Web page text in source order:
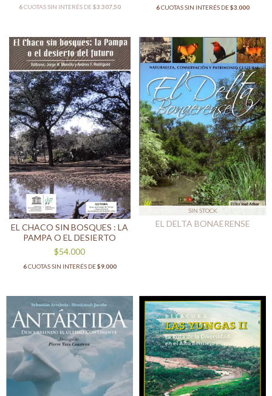
6CUOTAS SIN INTERÉS DE$3.307,50 6CUOTAS SIN INTERÉS DE$3.000
EL CHACO SIN BOSQUES : LA
PAMPA O EL DESIERTO
$54.000
6CUOTAS SIN INTERÉS DE$9.000
SIN STOCK
EL DELTA BONAERENSE